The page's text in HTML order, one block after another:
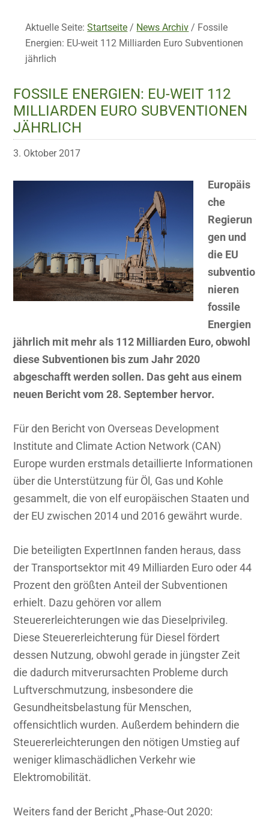
Aktuelle Seite:Startseite / News Archiv / Fossile
Energien: EU-weit 112 Milliarden Euro Subventionen
jährlich
FOSSILE ENERGIEN: EU-WEIT 112
MILLIARDEN EURO SUBVENTIONEN
JÄHRLICH
3. Oktober 2017
Europäis
che
Regierun
gen und
die EU
subventio
nieren
fossile
Energien
jährlich mit mehr als 112 Milliarden Euro, obwohl
diese Subventionen bis zum Jahr 2020
abgeschafft werden sollen. Das geht aus einem
neuen Bericht vom 28. September hervor.
Für den Bericht von Overseas Development
Institute and Climate Action Network (CAN)
Europe wurden erstmals detaillierte Informationen
über die Unterstützung für Öl, Gas und Kohle
gesammelt, die von elf europäischen Staaten und
der EU zwischen 2014 und 2016 gewährt wurde.
Die beteiligten ExpertInnen fanden heraus, dass
der Transportsektor mit 49 Milliarden Euro oder 44
Prozent den größten Anteil der Subventionen
erhielt. Dazu gehören vor allem
Steuererleichterungen wie das Dieselprivileg.
Diese Steuererleichterung für Diesel fördert
dessen Nutzung, obwohl gerade in jüngster Zeit
die dadurch mitverursachten Probleme durch
Luftverschmutzung, insbesondere die
Gesundheitsbelastung für Menschen,
offensichtlich wurden. Außerdem behindern die
Steuererleichterungen den nötigen Umstieg auf
weniger klimaschädlichen Verkehr wie
Elektromobilität.
Weiters fand der Bericht „Phase-Out 2020: